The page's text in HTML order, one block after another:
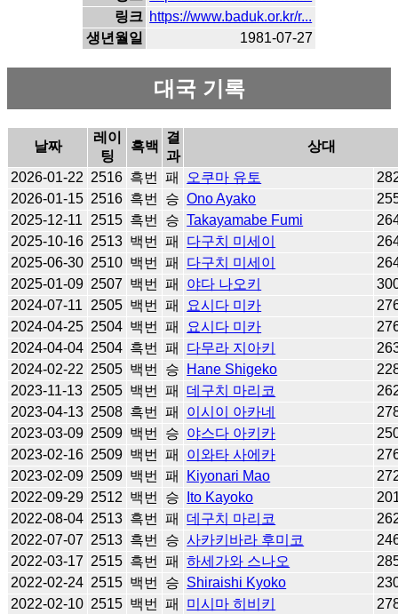
링크 https://www.baduk.or.kr/r...
생년월일
1981-07-27
대국 기록
날짜
레이
팅
흑백
결
과
상대
2026-01-22 2516 흑번 패 오쿠마 유토
2026-01-15 2516 흑번 승 Ono Ayako
2025-12-11
2515 흑번 승 Takayamabe Fumi
2025-10-16 2513 백번 패 다구치 미세이
2025-06-30 2510 백번 패 다구치 미세이
2025-01-09 2507 백번 패 야다 나오키
2024-07-11
2505 백번 패 요시다 미카
2024-04-25 2504 백번 패 요시다 미카
2024-04-04 2504 흑번 패 다무라 지아키
2024-02-22 2505 백번 승 Hane Shigeko
2023-11-13 2505 백번 패 데구치 마리코
2023-04-13 2508 흑번 패 이시이 아카네
2023-03-09 2509 백번 승 야스다 아키카
2023-02-16 2509 백번 패 이와타 사에카
2023-02-09 2509 백번 패 Kiyonari Mao
2022-09-29 2512 백번 승 Ito Kayoko
2022-08-04 2513 흑번 패 데구치 마리코
2022-07-07 2513 흑번 승 사카키바라 후미코
2022-03-17 2515 흑번 패 하세가와 스나오
2022-02-24 2515 백번 승 Shiraishi Kyoko
2022-02-10 2515 백번 패 미시마 히비키